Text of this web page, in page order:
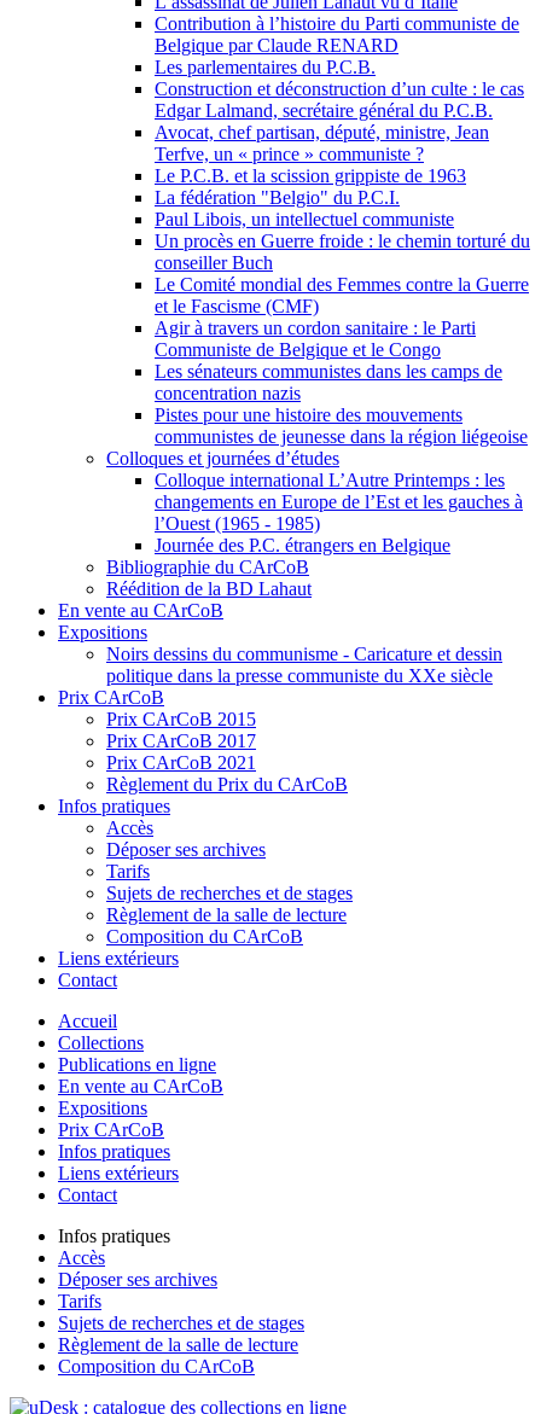
Contribution à l’histoire du Parti communiste de
Belgique par Claude RENARD
Les parlementaires du P.C.B.
Construction et déconstruction d’un culte : le cas
Edgar Lalmand, secrétaire général du P.C.B.
Avocat, chef partisan, député, ministre, Jean
Terfve, un « prince » communiste ?
Le P.C.B. et la scission grippiste de 1963
La fédération "Belgio" du P.C.I.
Paul Libois, un intellectuel communiste
Un procès en Guerre froide : le chemin torturé du
conseiller Buch
Le Comité mondial des Femmes contre la Guerre
et le Fascisme (CMF)
Agir à travers un cordon sanitaire : le Parti
Communiste de Belgique et le Congo
Les sénateurs communistes dans les camps de
concentration nazis
Pistes pour une histoire des mouvements
communistes de jeunesse dans la région liégeoise
Colloques et journées d’études
Colloque international L’Autre Printemps : les
changements en Europe de l’Est et les gauches à
l’Ouest (1965 - 1985)
Journée des P.C. étrangers en Belgique
Bibliographie du CArCoB
Réédition de la BD Lahaut
En vente au CArCoB
Expositions
Noirs dessins du communisme - Caricature et dessin
politique dans la presse communiste du XXe siècle
Prix CArCoB
Prix CArCoB 2015
Prix CArCoB 2017
Prix CArCoB 2021
Règlement du Prix du CArCoB
Infos pratiques
Accès
Déposer ses archives
Tarifs
Sujets de recherches et de stages
Règlement de la salle de lecture
Composition du CArCoB
Liens extérieurs
Contact
Accueil
Collections
Publications en ligne
En vente au CArCoB
Expositions
Prix CArCoB
Infos pratiques
Liens extérieurs
Contact
Infos pratiques
Accès
Déposer ses archives
Tarifs
Sujets de recherches et de stages
Règlement de la salle de lecture
Composition du CArCoB